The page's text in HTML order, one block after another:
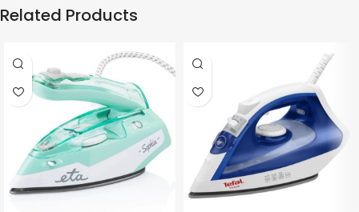
Related Products